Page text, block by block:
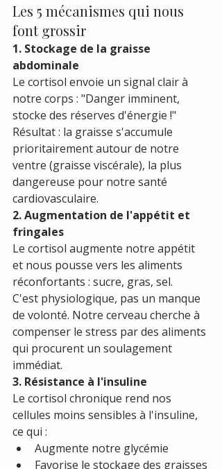
Les 5 mécanismes qui nous
font grossir
1. Stockage de la graisse
abdominale
Le cortisol envoie un signal clair à
notre corps : "Danger imminent,
stocke des réserves d'énergie !"
Résultat : la graisse s'accumule
prioritairement autour de notre
ventre (graisse viscérale), la plus
dangereuse pour notre santé
cardiovasculaire.
2. Augmentation de l'appétit et
fringales
Le cortisol augmente notre appétit
et nous pousse vers les aliments
réconfortants : sucre, gras, sel.
C'est physiologique, pas un manque
de volonté. Notre cerveau cherche à
compenser le stress par des aliments
qui procurent un soulagement
immédiat.
3. Résistance à l'insuline
Le cortisol chronique rend nos
cellules moins sensibles à l'insuline,
ce qui :
Augmente notre glycémie
Favorise le stockage des graisses